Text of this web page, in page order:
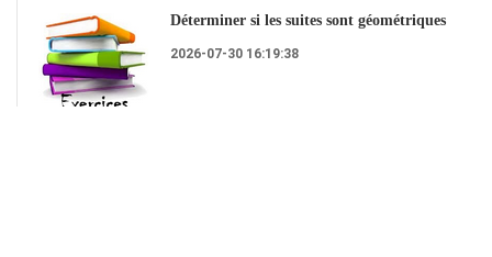
Déterminer si les suites sont géométriques
2026-07-30 16:19:38